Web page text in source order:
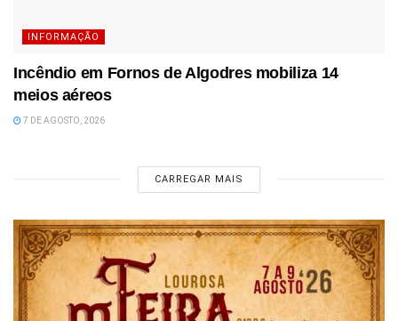
INFORMAÇÃO
Incêndio em Fornos de Algodres mobiliza 14
meios aéreos
7 DE AGOSTO, 2026
CARREGAR MAIS